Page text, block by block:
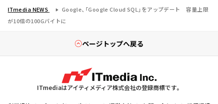
ITmedia NEWS
Google、「Google Cloud SQL」をアップデート 容量上限
が10倍の100Gバイトに
ページトップへ戻る
ITmediaはアイティメディア株式会社の登録商標です。